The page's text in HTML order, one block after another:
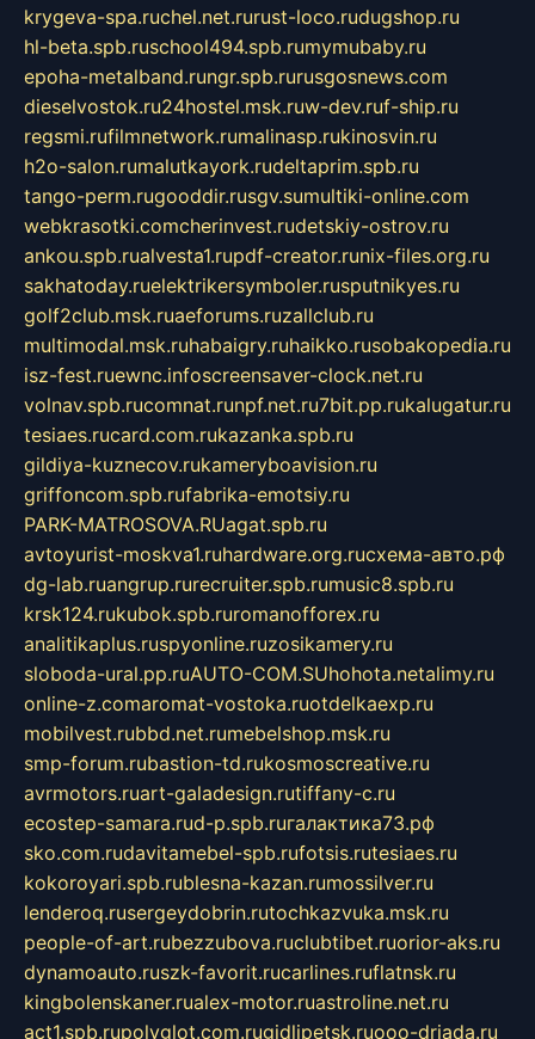
krygeva-spa.ruchel.net.rurust-loco.rudugshop.ru
hl-beta.spb.ruschool494.spb.rumymubaby.ru
epoha-metalband.rungr.spb.rurusgosnews.com
dieselvostok.ru24hostel.msk.ruw-dev.ruf-ship.ru
regsmi.rufilmnetwork.rumalinasp.rukinosvin.ru
h2o-salon.rumalutkayork.rudeltaprim.spb.ru
tango-perm.rugooddir.rusgv.sumultiki-online.com
webkrasotki.comcherinvest.rudetskiy-ostrov.ru
ankou.spb.rualvesta1.rupdf-creator.runix-files.org.ru
sakhatoday.ruelektrikersymboler.rusputnikyes.ru
golf2club.msk.ruaeforums.ruzallclub.ru
multimodal.msk.ruhabaigry.ruhaikko.rusobakopedia.ru
isz-fest.ruewnc.infoscreensaver-clock.net.ru
volnav.spb.rucomnat.runpf.net.ru7bit.pp.rukalugatur.ru
tesiaes.rucard.com.rukazanka.spb.ru
gildiya-kuznecov.rukameryboavision.ru
griffoncom.spb.rufabrika-emotsiy.ru
PARK-MATROSOVA.RUagat.spb.ru
avtoyurist-moskva1.ruhardware.org.ruсхема-авто.рф
dg-lab.ruangrup.rurecruiter.spb.rumusic8.spb.ru
krsk124.rukubok.spb.ruromanofforex.ru
analitikaplus.ruspyonline.ruzosikamery.ru
sloboda-ural.pp.ruAUTO-COM.SUhohota.netalimy.ru
online-z.comaromat-vostoka.ruotdelkaexp.ru
mobilvest.rubbd.net.rumebelshop.msk.ru
smp-forum.rubastion-td.rukosmoscreative.ru
avrmotors.ruart-galadesign.rutiffany-c.ru
ecostep-samara.rud-p.spb.ruгалактика73.рф
sko.com.rudavitamebel-spb.rufotsis.rutesiaes.ru
kokoroyari.spb.rublesna-kazan.rumossilver.ru
lenderoq.rusergeydobrin.rutochkazvuka.msk.ru
people-of-art.rubezzubova.ruclubtibet.ruorior-aks.ru
dynamoauto.ruszk-favorit.rucarlines.ruflatnsk.ru
kingbolenskaner.rualex-motor.ruastroline.net.ru
act1.spb.rupolyglot.com.rugidlipetsk.ruooo-driada.ru